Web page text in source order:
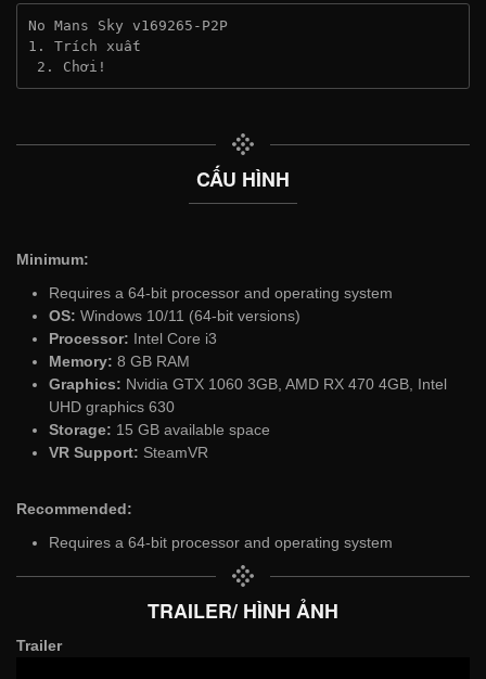
No Mans Sky v169265-P2P
1. Trích xuất
2. Chơi!
CẤU HÌNH
Minimum:
Requires a 64-bit processor and operating system
OS: Windows 10/11 (64-bit versions)
Processor: Intel Core i3
Memory: 8 GB RAM
Graphics: Nvidia GTX 1060 3GB, AMD RX 470 4GB, Intel
UHD graphics 630
Storage: 15 GB available space
VR Support: SteamVR
Recommended:
Requires a 64-bit processor and operating system
TRAILER/ HÌNH ẢNH
Trailer